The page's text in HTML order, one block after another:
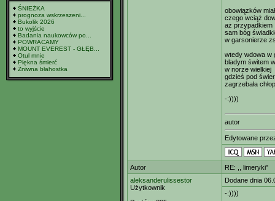
ŚNIEŻKA
prognoza wskrzeszeni...
Bukolik 2026
to wyjście
Badania naukowców po...
POWRACAMY
MOUNT EVEREST - GŁĘB...
Otul mnie
Piękna śmierć
Żniwna błahostka
obowiązków
czego wciąż
aż przypadkiem
sam bóg
w garsonierze
wtedy wdowa w
bladym świtem
w norze wielkiej
gdzieś pod
zagrzebała
-:))))
autor
Edytowane
Autor
RE: ,, limeryki"
aleksanderulissestor
Użytkownik
Dodane dnia
-:))))